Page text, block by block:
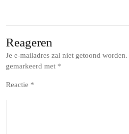
Reageren
Je e-mailadres zal niet getoond worden.
gemarkeerd met *
Reactie *